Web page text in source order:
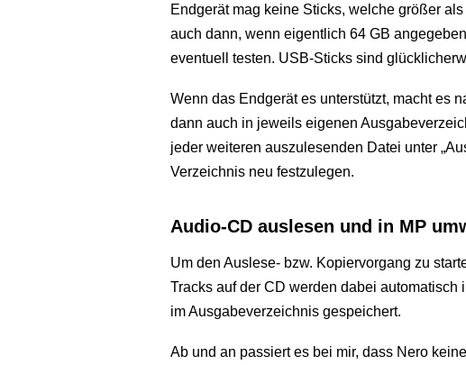
Endgerät mag keine Sticks, welche größer
auch dann, wenn eigentlich 64 GB
eventuell testen. USB-Sticks sind
Wenn das Endgerät es unterstützt, macht es
dann auch in jeweils eigenen
jeder weiteren auszulesenden Datei unter
Verzeichnis neu festzulegen.
Audio-CD auslesen und in MP
Um den Auslese- bzw. Kopiervorgang zu
Tracks auf der CD werden dabei
im Ausgabeverzeichnis gespeichert.
Ab und an passiert es bei mir, dass Nero